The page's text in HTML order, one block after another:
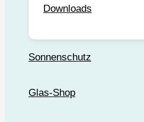
Downloads
Sonnenschutz
Glas-Shop